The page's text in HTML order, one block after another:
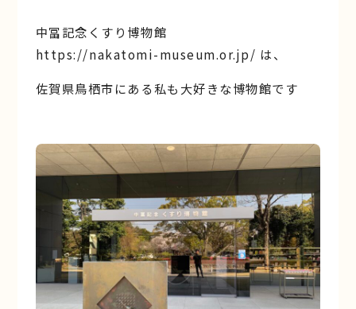
中冨記念くすり博物館
https://nakatomi-museum.or.jp/ は、
佐賀県鳥栖市にある私も大好きな博物館です